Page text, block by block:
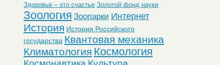
Здоровье – это счастье Золотой фонд науки
Зоология Зоопарки Интернет
История История Российского
государства Квантовая механика
Климатология Космология